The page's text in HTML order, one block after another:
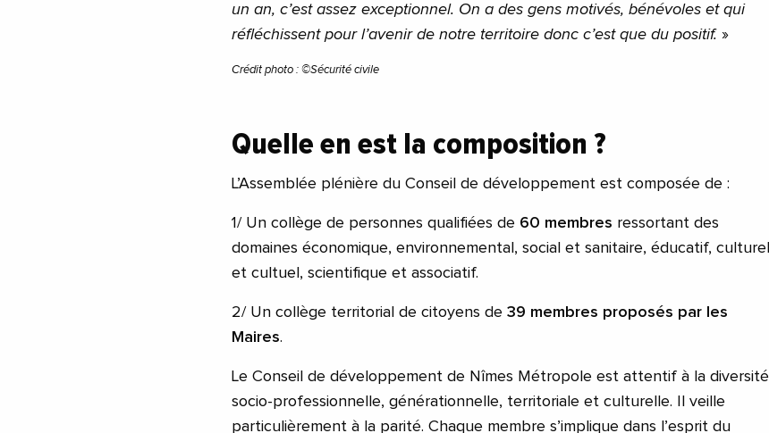
un an, c’est assez exceptionnel. On a des gens motivés, bénévoles et qui
réfléchissent pour l’avenir de notre territoire donc c’est que du positif. »
Crédit photo : ©Sécurité civile
Quelle en est la composition ?
L’Assemblée plénière du Conseil de développement est composée de :
1/ Un collège de personnes qualifiées de 60 membres ressortant des
domaines économique, environnemental, social et sanitaire, éducatif, culturel
et cultuel, scientifique et associatif.
2/ Un collège territorial de citoyens de 39 membres proposés par les
Maires.
Le Conseil de développement de Nîmes Métropole est attentif à la diversité
socio-professionnelle, générationnelle, territoriale et culturelle. Il veille
particulièrement à la parité. Chaque membre s’implique dans l’esprit du